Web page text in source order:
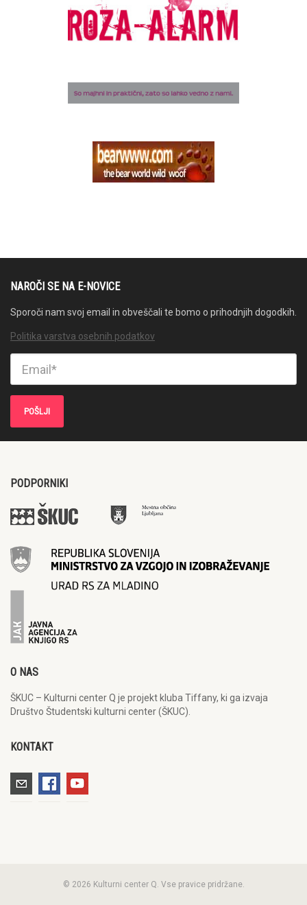
NAROČI SE NA E-NOVICE
Sporoči nam svoj email in obveščali te bomo o prihodnjih dogodkih.
Politika varstva osebnih podatkov
PODPORNIKI
O NAS
ŠKUC – Kulturni center Q je projekt kluba Tiffany, ki ga izvaja
Društvo Študentski kulturni center (ŠKUC).
KONTAKT
© 2026 Kulturni center Q. Vse pravice pridržane.